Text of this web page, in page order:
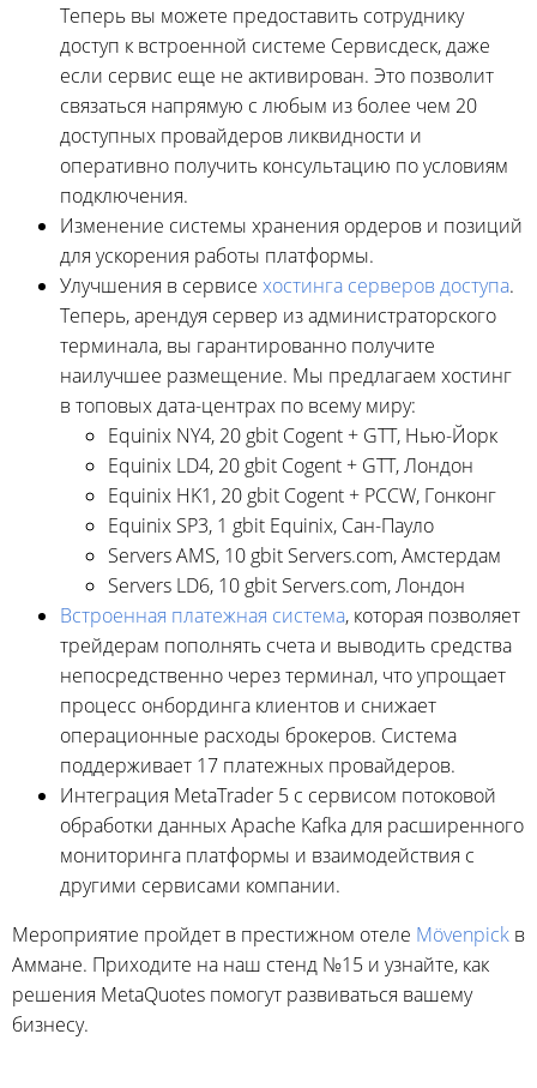
Теперь вы можете предоставить сотруднику
доступ к встроенной системе Сервисдеск, даже
если сервис еще не активирован. Это позволит
связаться напрямую с любым из более чем 20
доступных провайдеров ликвидности и
оперативно получить консультацию по условиям
подключения.
Изменение системы хранения ордеров и позиций
для ускорения работы платформы.
Улучшения в сервисе хостинга серверов доступа.
Теперь, арендуя сервер из администраторского
терминала, вы гарантированно получите
наилучшее размещение. Мы предлагаем хостинг
в топовых дата-центрах по всему миру:
Equinix NY4, 20 gbit Cogent + GTT, Нью-Йорк
Equinix LD4, 20 gbit Cogent + GTT, Лондон
Equinix HK1, 20 gbit Cogent + PCCW, Гонконг
Equinix SP3, 1 gbit Equinix, Сан-Пауло
Servers AMS, 10 gbit Servers.com, Амстердам
Servers LD6, 10 gbit Servers.com, Лондон
Встроенная платежная система, которая позволяет
трейдерам пополнять счета и выводить средства
непосредственно через терминал, что упрощает
процесс онбординга клиентов и снижает
операционные расходы брокеров. Система
поддерживает 17 платежных провайдеров.
Интеграция MetaTrader 5 с сервисом потоковой
обработки данных Apache Kafka для расширенного
мониторинга платформы и взаимодействия с
другими сервисами компании.
Мероприятие пройдет в престижном отеле Mövenpick в
Аммане. Приходите на наш стенд №15 и узнайте, как
решения MetaQuotes помогут развиваться вашему
бизнесу.